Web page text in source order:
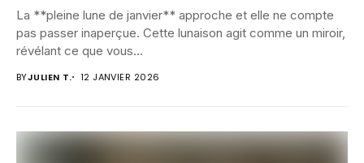
La **pleine lune de janvier** approche et elle ne compte
pas passer inaperçue. Cette lunaison agit comme un miroir,
révélant ce que vous...
BYJULIEN T. 12 JANVIER 2026